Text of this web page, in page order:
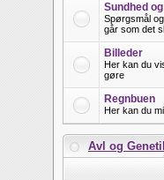
Sundhed
Spørgsmål
går som det
Billeder
Her kan du
gøre
Regnbuen
Her kan du
Avl og